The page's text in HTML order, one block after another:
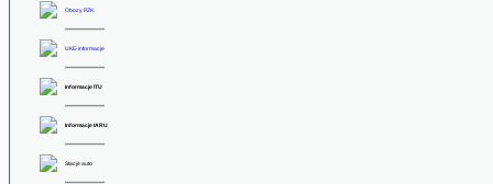
Obozy PZK
******************
UKE-informacje
******************
Informacje ITU
******************
Informacje IARU
******************
Stacje auto